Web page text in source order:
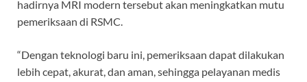
hadirnya MRI modern tersebut akan meningkatkan mutu
pemeriksaan di RSMC.
“Dengan teknologi baru ini, pemeriksaan dapat dilakukan
lebih cepat, akurat, dan aman, sehingga pelayanan medis